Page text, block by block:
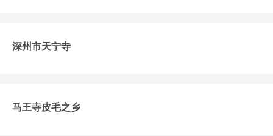
深州市天宁寺
马王寺皮毛之乡